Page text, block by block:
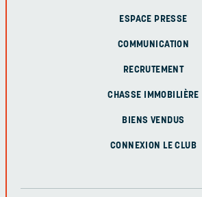
ESPACE PRESSE
COMMUNICATION
RECRUTEMENT
CHASSE IMMOBILIÈRE
BIENS VENDUS
CONNEXION LE CLUB